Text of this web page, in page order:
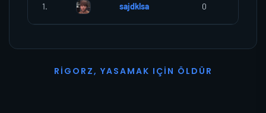
1. sajdklsa 0
R I G O R Z, YASAMAK I ÇI N Ö L D Ü R